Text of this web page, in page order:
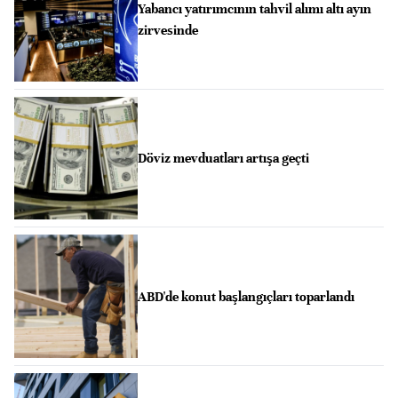
Yabancı yatırımcının tahvil alımı altı ayın
zirvesinde
Döviz mevduatları artışa geçti
ABD'de konut başlangıçları toparlandı